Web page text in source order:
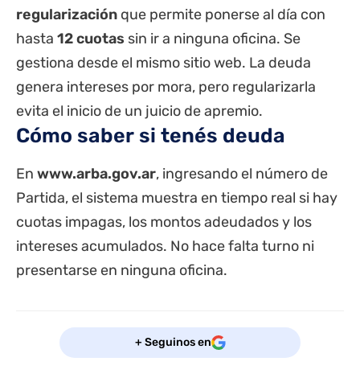
regularización que permite ponerse al día con
hasta 12 cuotas sin ir a ninguna oficina. Se
gestiona desde el mismo sitio web. La deuda
genera intereses por mora, pero regularizarla
evita el inicio de un juicio de apremio.
Cómo saber si tenés deuda
En www.arba.gov.ar, ingresando el número de
Partida, el sistema muestra en tiempo real si hay
cuotas impagas, los montos adeudados y los
intereses acumulados. No hace falta turno ni
presentarse en ninguna oficina.
+ Seguinos en